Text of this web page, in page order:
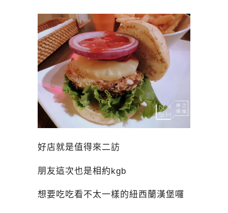
好店就是值得來二訪
朋友這次也是相約kgb
想要吃吃看不太一樣的紐西蘭漢堡囉